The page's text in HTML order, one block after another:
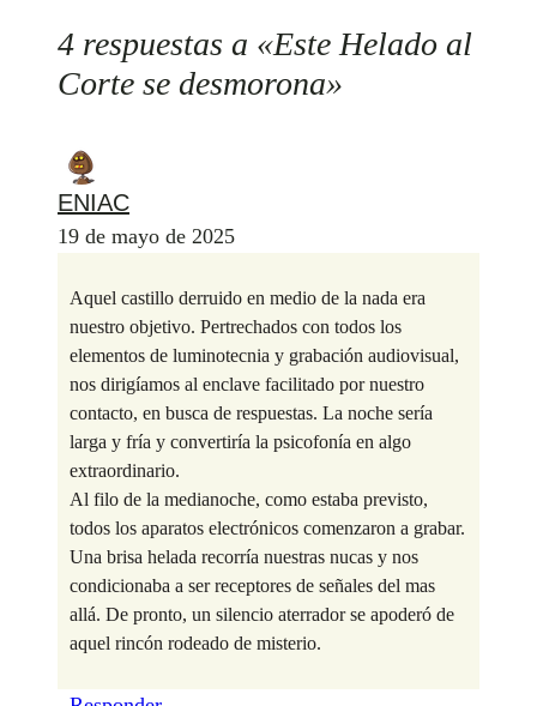
4 respuestas a «Este Helado al
Corte se desmorona»
ENIAC
19 de mayo de 2025
Aquel castillo derruido en medio de la nada era
nuestro objetivo. Pertrechados con todos los
elementos de luminotecnia y grabación audiovisual,
nos dirigíamos al enclave facilitado por nuestro
contacto, en busca de respuestas. La noche sería
larga y fría y convertiría la psicofonía en algo
extraordinario.
Al filo de la medianoche, como estaba previsto,
todos los aparatos electrónicos comenzaron a grabar.
Una brisa helada recorría nuestras nucas y nos
condicionaba a ser receptores de señales del mas
allá. De pronto, un silencio aterrador se apoderó de
aquel rincón rodeado de misterio.